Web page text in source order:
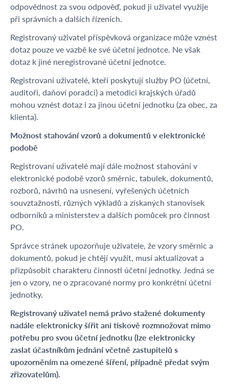
odpovědnost za svou odpověď, pokud ji uživatel využije
při správních a dalších řízeních.
Registrovaný uživatel příspěvková organizace může vznést
dotaz pouze ve vazbě ke své účetní jednotce. Ne však
dotaz k jiné neregistrované účetní jednotce.
Registrovaní uživatelé, kteří poskytují služby PO (účetní,
auditoři, daňoví poradci) a metodici krajských úřadů
mohou vznést dotaz i za jinou účetní jednotku (za obec, za
klienta).
Možnost stahování vzorů a dokumentů v elektronické
podobě
Registrovaní uživatelé mají dále možnost stahování v
elektronické podobě vzorů směrnic, tabulek, dokumentů,
rozborů, návrhů na usnesení, vyřešených účetních
souvztažností, různých výkladů a získaných stanovisek
odborníků a ministerstev a dalších pomůcek pro činnost
PO.
Správce stránek upozorňuje uživatele, že vzory směrnic a
dokumentů, pokud je chtějí využít, musí aktualizovat a
přizpůsobit charakteru činnosti účetní jednotky. Jedná se
jen o vzory, ne o zpracované normy pro konkrétní účetní
jednotky.
Registrovaný uživatel nemá právo stažené dokumenty
nadále elektronicky šířit ani tiskově rozmnožovat mimo
potřebu pro svou účetní jednotku (lze elektronicky
zaslat účastníkům jednání včetně zastupitelů s
upozorněním na omezené šíření, případně předat svým
zřizovatelům).